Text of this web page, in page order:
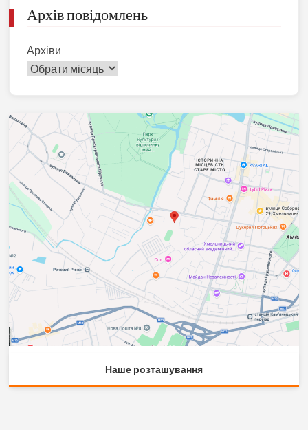
Архів повідомлень
Архіви
Наше розташування